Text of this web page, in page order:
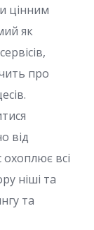
цінним
як
про
від
всі
ніші та
та